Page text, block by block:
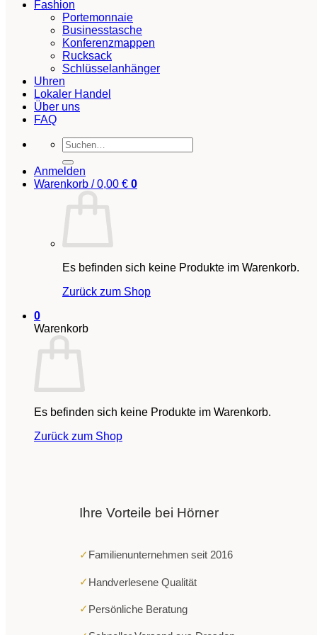
Fashion
Portemonnaie
Businesstasche
Konferenzmappen
Rucksack
Schlüsselanhänger
Uhren
Lokaler Handel
Über uns
FAQ
Suchen
nach:
Anmelden
Warenkorb /0,00 € 0
Es befinden sich keine Produkte im Warenkorb.
Zurück zum Shop
0
Warenkorb
Es befinden sich keine Produkte im Warenkorb.
Zurück zum Shop
Ihre Vorteile bei Hörner
✓ Familienunternehmen seit 2016
✓ Handverlesene Qualität
✓ Persönliche Beratung